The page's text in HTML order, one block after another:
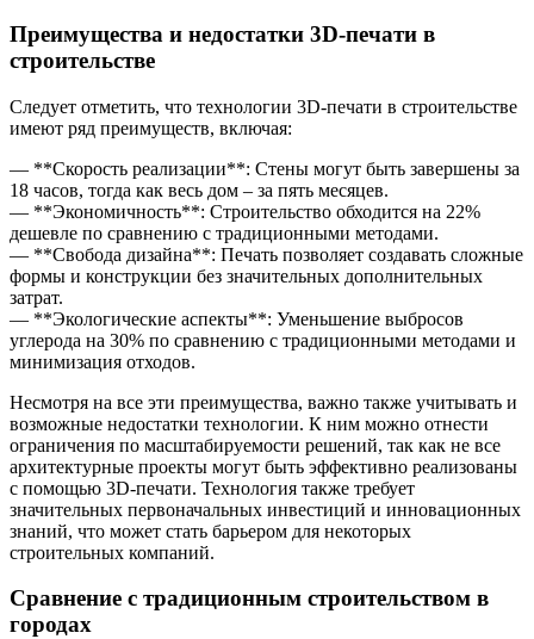
Преимущества и недостатки 3D-печати в
строительстве
Следует отметить, что технологии 3D-печати в строительстве
имеют ряд преимуществ, включая:
— **Скорость реализации**: Стены могут быть завершены за
18 часов, тогда как весь дом – за пять месяцев.
— **Экономичность**: Строительство обходится на 22%
дешевле по сравнению с традиционными методами.
— **Свобода дизайна**: Печать позволяет создавать сложные
формы и конструкции без значительных дополнительных
затрат.
— **Экологические аспекты**: Уменьшение выбросов
углерода на 30% по сравнению с традиционными методами и
минимизация отходов.
Несмотря на все эти преимущества, важно также учитывать и
возможные недостатки технологии. К ним можно отнести
ограничения по масштабируемости решений, так как не все
архитектурные проекты могут быть эффективно реализованы
с помощью 3D-печати. Технология также требует
значительных первоначальных инвестиций и инновационных
знаний, что может стать барьером для некоторых
строительных компаний.
Сравнение с традиционным строительством в
городах